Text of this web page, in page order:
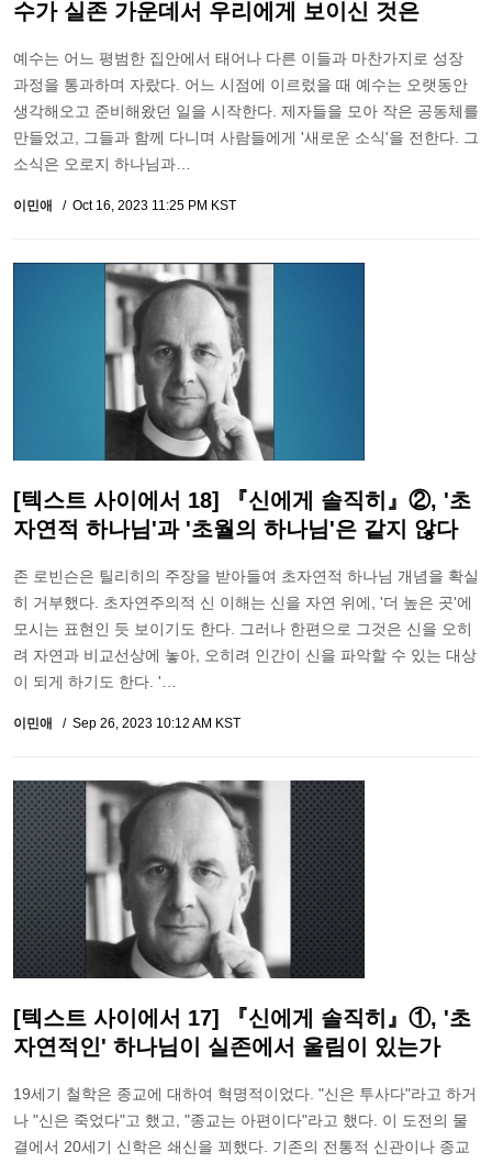
수가 실존 가운데서 우리에게 보이신 것은
예수는 어느 평범한 집안에서 태어나 다른 이들과 마찬가지로 성장
과정을 통과하며 자랐다. 어느 시점에 이르렀을 때 예수는 오랫동안
생각해오고 준비해왔던 일을 시작한다. 제자들을 모아 작은 공동체를
만들었고, 그들과 함께 다니며 사람들에게 '새로운 소식'을 전한다. 그
소식은 오로지 하나님과…
이민애 Oct 16, 2023 11:25 PM KST
[텍스트 사이에서 18] 『신에게 솔직히』②, '초
자연적 하나님'과 '초월의 하나님'은 같지 않다
존 로빈슨은 틸리히의 주장을 받아들여 초자연적 하나님 개념을 확실
히 거부했다. 초자연주의적 신 이해는 신을 자연 위에, '더 높은 곳'에
모시는 표현인 듯 보이기도 한다. 그러나 한편으로 그것은 신을 오히
려 자연과 비교선상에 놓아, 오히려 인간이 신을 파악할 수 있는 대상
이 되게 하기도 한다. '…
이민애 Sep 26, 2023 10:12 AM KST
[텍스트 사이에서 17] 『신에게 솔직히』①, '초
자연적인' 하나님이 실존에서 울림이 있는가
19세기 철학은 종교에 대하여 혁명적이었다. "신은 투사다"라고 하거
나 "신은 죽었다"고 했고, "종교는 아편이다"라고 했다. 이 도전의 물
결에서 20세기 신학은 쇄신을 꾀했다. 기존의 전통적 신관이나 종교